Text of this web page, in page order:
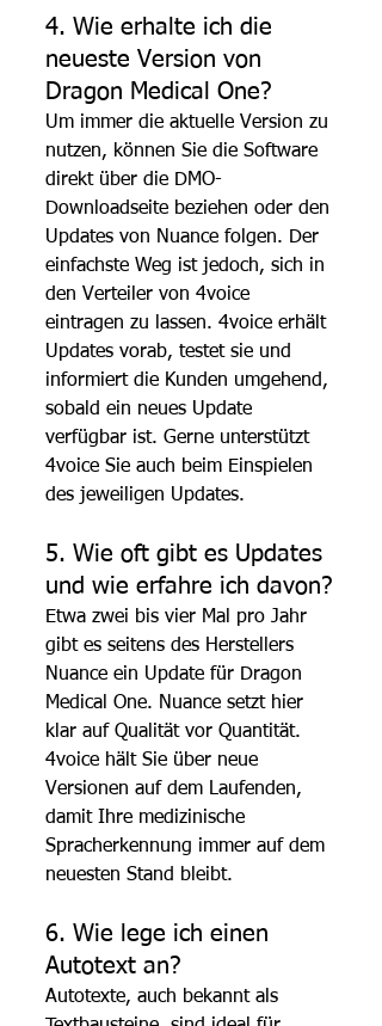
4. Wie erhalte ich die
neueste Version von
Dragon Medical One?
Um immer die aktuelle Version zu
nutzen, können Sie die Software
direkt über die DMO-
Downloadseite beziehen oder den
Updates von Nuance folgen. Der
einfachste Weg ist jedoch, sich in
den Verteiler von 4voice
eintragen zu lassen. 4voice erhält
Updates vorab, testet sie und
informiert die Kunden umgehend,
sobald ein neues Update
verfügbar ist. Gerne unterstützt
4voice Sie auch beim Einspielen
des jeweiligen Updates.
5. Wie oft gibt es Updates
und wie erfahre ich davon?
Etwa zwei bis vier Mal pro Jahr
gibt es seitens des Herstellers
Nuance ein Update für Dragon
Medical One. Nuance setzt hier
klar auf Qualität vor Quantität.
4voice hält Sie über neue
Versionen auf dem Laufenden,
damit Ihre medizinische
Spracherkennung immer auf dem
neuesten Stand bleibt.
6. Wie lege ich einen
Autotext an?
Autotexte, auch bekannt als